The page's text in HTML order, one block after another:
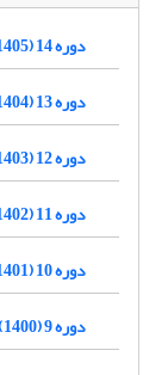
دوره 14 (1405)
دوره 13 (1404)
دوره 12 (1403)
دوره 11 (1402)
دوره 10 (1401)
دوره 9 (1400)